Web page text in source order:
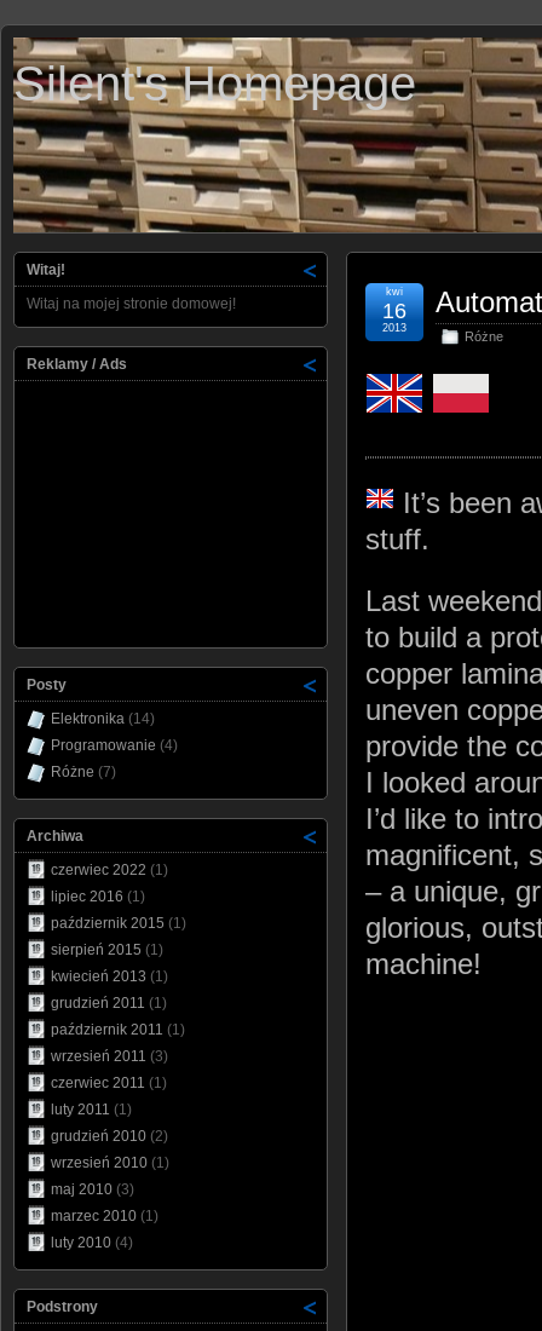
Silent's Homepage
Różne
kwi
16
2013
It’s been
stuff.
Last
to build a
copper
uneven
provide the
I looked
I’d like to
magnificent,
– a unique,
glorious,
machine!
Witaj!
Witaj na mojej stronie domowej!
Reklamy / Ads
Posty
Elektronika (14)
Programowanie (4)
Różne (7)
Archiwa
czerwiec 2022 (1)
lipiec 2016 (1)
październik 2015 (1)
sierpień 2015 (1)
kwiecień 2013 (1)
grudzień 2011 (1)
październik 2011 (1)
wrzesień 2011 (3)
czerwiec 2011 (1)
luty 2011 (1)
grudzień 2010 (2)
wrzesień 2010 (1)
maj 2010 (3)
marzec 2010 (1)
luty 2010 (4)
Podstrony